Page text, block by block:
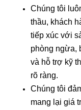
Chúng tôi
thầu, khách
tiếp xúc với
phòng ngừa,
và hỗ trợ kỹ
rõ ràng.
Chúng tôi
mang lại giá